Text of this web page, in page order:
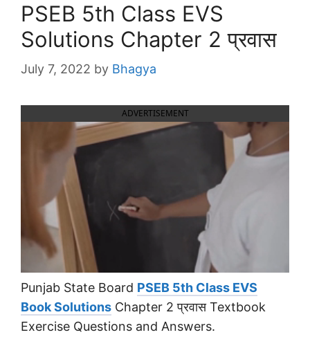
PSEB 5th Class EVS
Solutions Chapter 2 प्रवास
July 7, 2022 by Bhagya
ADVERTISEMENT
Punjab State Board PSEB 5th Class EVS
Book Solutions Chapter 2 प्रवास Textbook
Exercise Questions and Answers.